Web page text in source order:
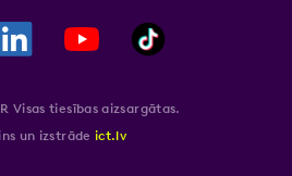
Visas tiesības aizsargātas.
un izstrāde ict.lv